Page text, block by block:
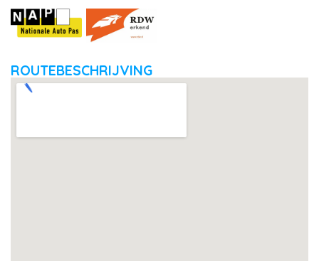
ROUTEBESCHRIJVING